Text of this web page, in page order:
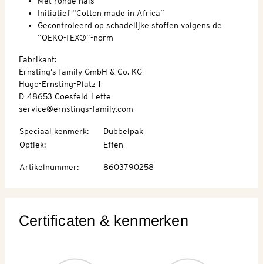
Initiatief “Cotton made in Africa”
Gecontroleerd op schadelijke stoffen volgens de
“OEKO-TEX®”-norm
Fabrikant:
Ernsting’s family GmbH & Co. KG
Hugo-Ernsting-Platz 1
D-48653 Coesfeld-Lette
service@ernstings-family.com
Speciaal kenmerk:
Dubbelpak
Optiek: Effen
Artikelnummer: 8603790258
Certificaten & kenmerken